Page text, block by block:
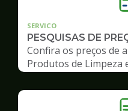
SERVICO
PESQUISAS DE
Confira os preços de
Produtos de Limpeza